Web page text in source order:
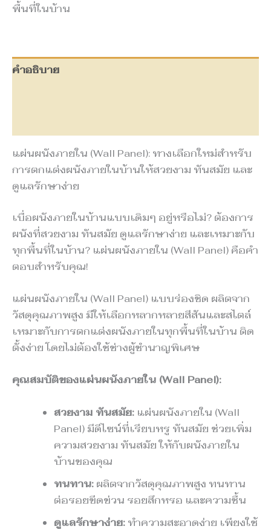
พื้นที่ในบ้าน
คำอธิบาย
แผ่นผนังภายใน (Wall Panel): ทางเลือกใหม่สำหรับ
การตกแต่งผนังภายในบ้านให้สวยงาม ทันสมัย และ
ดูแลรักษาง่าย
เบื่อผนังภายในบ้านแบบเดิมๆ อยู่หรือไม่? ต้องการ
ผนังที่สวยงาม ทันสมัย ดูแลรักษาง่าย และเหมาะกับ
ทุกพื้นที่ในบ้าน? แผ่นผนังภายใน (Wall Panel) คือคำ
ตอบสำหรับคุณ!
แผ่นผนังภายใน (Wall Panel) แบบร่องชิด ผลิตจาก
วัสดุคุณภาพสูง มีให้เลือกหลากหลายสีสันและสไตล์
เหมาะกับการตกแต่งผนังภายในทุกพื้นที่ในบ้าน ติด
ตั้งง่าย โดยไม่ต้องใช้ช่างผู้ชำนาญพิเศษ
คุณสมบัติของแผ่นผนังภายใน (Wall Panel):
สวยงาม ทันสมัย: แผ่นผนังภายใน (Wall
Panel) มีดีไซน์ที่เรียบหรู ทันสมัย ช่วยเพิ่ม
ความสวยงาม ทันสมัย ให้กับผนังภายใน
บ้านของคุณ
ทนทาน: ผลิตจากวัสดุคุณภาพสูง ทนทาน
ต่อรอยขีดข่วน รอยสึกหรอ และความชื้น
ดูแลรักษาง่าย: ทำความสะอาดง่าย เพียงใช้